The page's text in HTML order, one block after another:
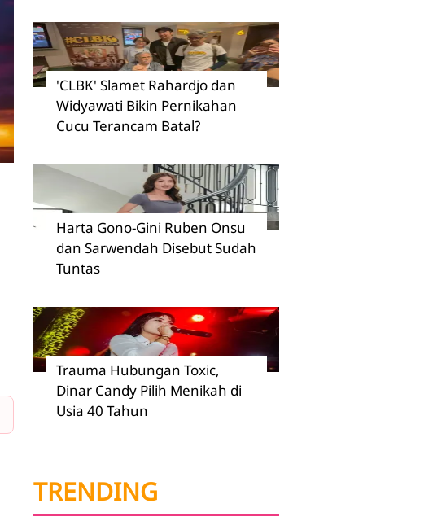
'CLBK' Slamet Rahardjo dan
Widyawati Bikin Pernikahan
Cucu Terancam Batal?
Harta Gono-Gini Ruben Onsu
dan Sarwendah Disebut Sudah
Tuntas
Trauma Hubungan Toxic,
Dinar Candy Pilih Menikah di
Usia 40 Tahun
TRENDING